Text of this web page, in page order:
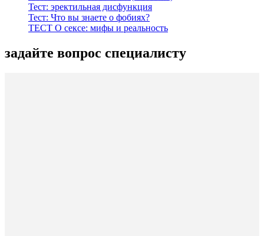
Тест: эректильная дисфункция
Тест: Что вы знаете о фобиях?
ТЕСТ О сексе: мифы и реальность
задайте вопрос специалисту